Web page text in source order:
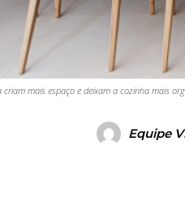
mais espaço e deixam a cozinha mais
Equipe